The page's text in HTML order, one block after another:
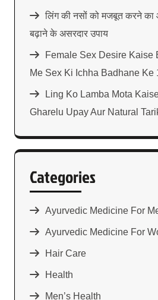
लिंग की नसों को मजबूत करने
बढ़ाने के असरदार उपाय
Female Sex Desire Kaise
Me Sex Ki Ichha Badhane Ke
Ling Ko Lamba Mota
Gharelu Upay Aur Natural
Categories
Ayurvedic Medicine For
Ayurvedic Medicine For
Hair Care
Health
Men’s Health